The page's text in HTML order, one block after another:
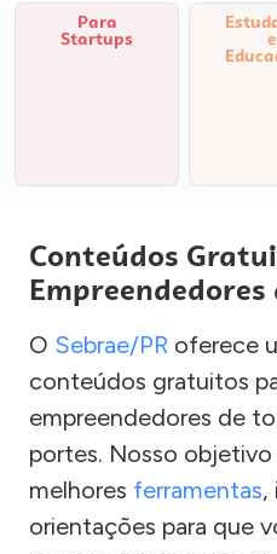
Para
Startups e
Conteúdos
Empreendedores
O Sebrae/PR oferece
conteúdos gratuitos
empreendedores de
portes. Nosso
melhores ferramentas,
orientações para que